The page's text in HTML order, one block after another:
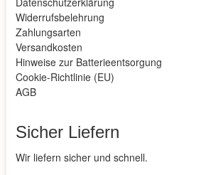
Widerrufsbelehrung
Zahlungsarten
Versandkosten
Hinweise zur Batterieentsorgung
Cookie-Richtlinie (EU)
AGB
Sicher Liefern
Wir liefern sicher und schnell.